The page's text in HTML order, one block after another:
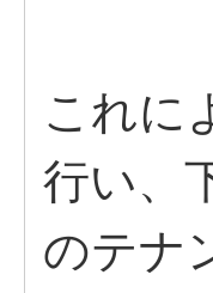
これに
行い、
のテナ